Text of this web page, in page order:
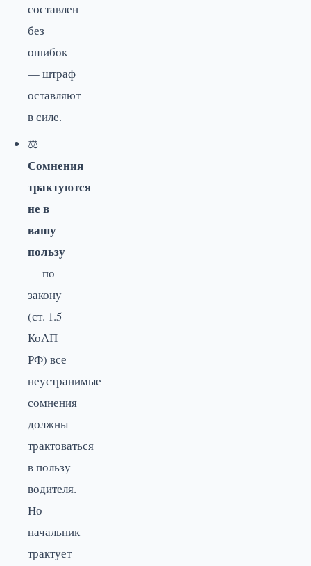
составлен
без
ошибок
— штраф
оставляют
в силе.
⚖️
Сомнения
трактуются
не в
вашу
пользу
— по
закону
(ст. 1.5
КоАП
РФ) все
неустранимые
сомнения
должны
трактоваться
в пользу
водителя.
Но
начальник
трактует